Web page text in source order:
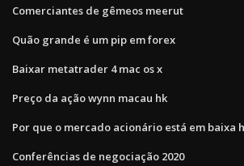
Comerciantes de gêmeos meerut
Quão grande é um pip em forex
Baixar metatrader 4 mac os x
Preço da ação wynn macau hk
Por que o mercado acionário está em baixa
Conferências de negociação 2020